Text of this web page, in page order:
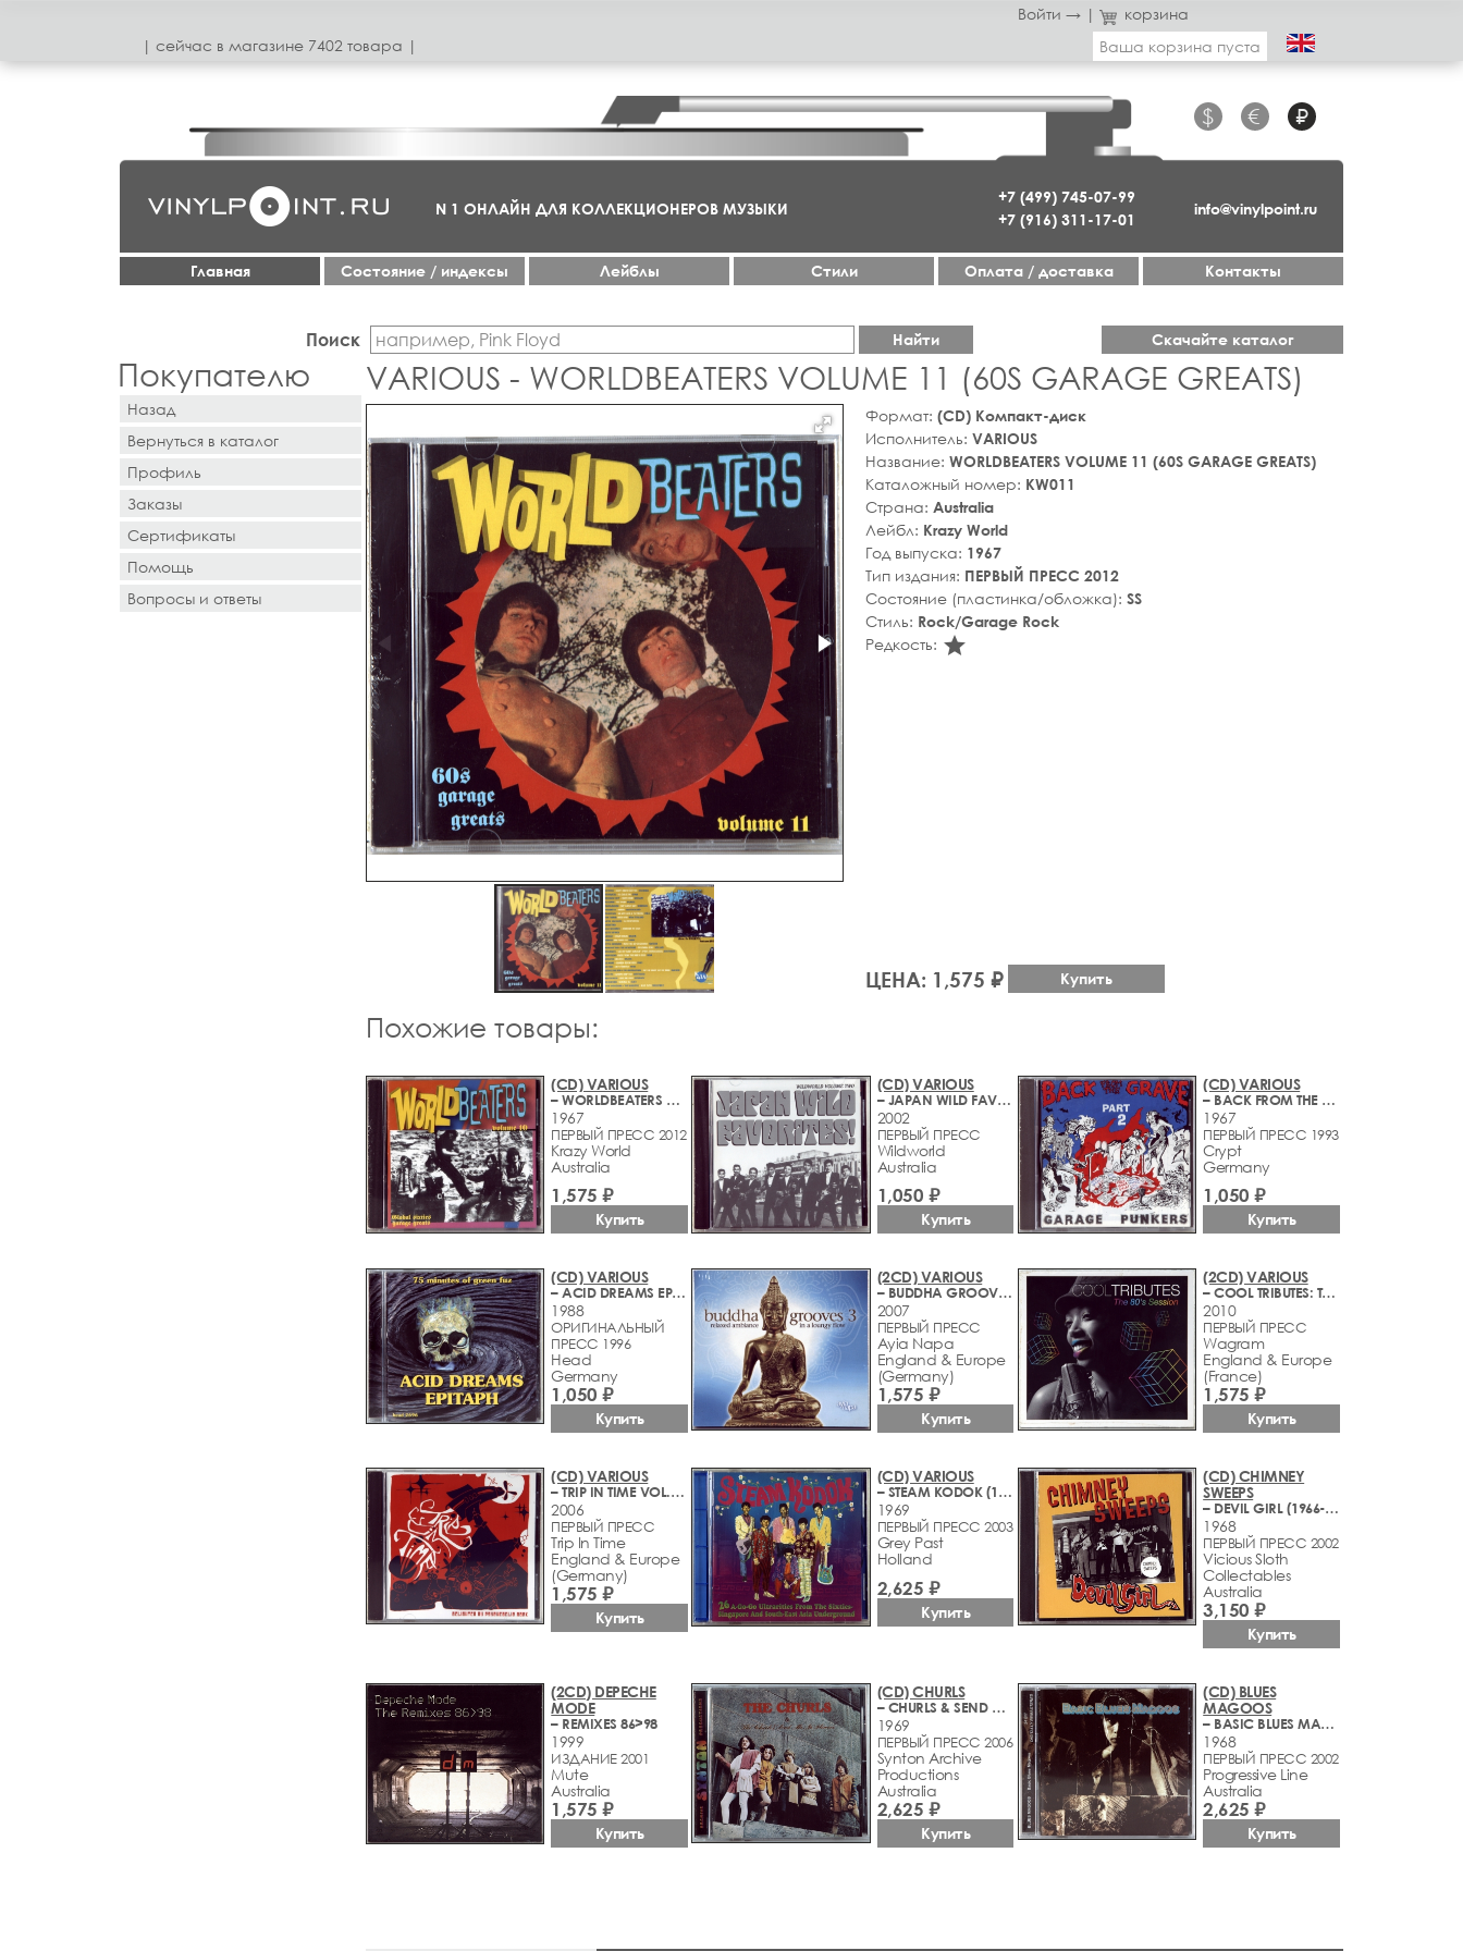
Войти → |
корзина
| сeйчас в магазинe 7402 товара |
Ваша корзина пуста
+7 (499) 745-07-99
+7 (916) 311-17-01
$ € ₽
info@vinylpoint.ru
N 1 ОНЛАЙН ДЛЯ КОЛЛЕКЦИОНЕРОВ МУЗЫКИ
Главная Cостояние / индексы Лейблы Стили Оплата / доставка Контакты
Поиск Найти Скачайте каталог
Покупателю
Назад
Вернуться в каталог
Профиль
Заказы
Сертификаты
Помощь
Вопросы и ответы
VARIOUS - WORLDBEATERS VOLUME 11 (60S GARAGE GREATS)
Формат: (CD) Компакт-диск
Исполнитель: VARIOUS
Название: WORLDBEATERS VOLUME 11 (60S GARAGE GREATS)
Каталожный номер: KW011
Страна: Australia
Лейбл: Krazy World
Год выпуска: 1967
Тип издания: ПЕРВЫЙ ПРЕСС 2012
Состояние (пластинка/обложка): SS
Стиль: Rock/Garage Rock
Редкость: star_rate
ЦЕНА: 1,575 ₽ Купить
Похожие товары:
(CD) VARIOUS
– WORLDBEATERS VOLUME 10 (GLOBAL SIXTIES GARAGE GREATS)
1967
ПЕРВЫЙ ПРЕСС 2012
Krazy World
Australia
1,575 ₽
Купить
(CD) VARIOUS
– JAPAN WILD FAVORITES! (WILDWORLD VOLUME TWO)
2002
ПЕРВЫЙ ПРЕСС
Wildworld
Australia
1,050 ₽
Купить
(CD) VARIOUS
– BACK FROM THE GRAVE PART 2 (GARAGE PUNKERS)
1967
ПЕРВЫЙ ПРЕСС 1993
Crypt
Germany
1,050 ₽
Купить
(CD) VARIOUS
– ACID DREAMS EPITAPH (75 MINUTES OF GREEN FUZ)
1988
ОРИГИНАЛЬНЫЙ
ПРЕСС 1996
Head
Germany
1,050 ₽
Купить
(2CD) VARIOUS
– BUDDHA GROOVES 3
2007
ПЕРВЫЙ ПРЕСС
Ayia Napa
England & Europe
(Germany)
1,575 ₽
Купить
(2CD) VARIOUS
– COOL TRIBUTES: THE 80'S SESSION
2010
ПЕРВЫЙ ПРЕСС
Wagram
England & Europe
(France)
1,575 ₽
Купить
(CD) VARIOUS
– TRIP IN TIME VOL. 1 - DELIGHTED BY PSYCHEDELIC ROCK (1968-2006)
2006
ПЕРВЫЙ ПРЕСС
Trip In Time
England & Europe
(Germany)
1,575 ₽
Купить
(CD) VARIOUS
– STEAM KODOK (1963-1969)
1969
ПЕРВЫЙ ПРЕСС 2003
Grey Past
Holland
2,625 ₽
Купить
(CD) CHIMNEY
SWEEPS
– DEVIL GIRL (1966-1968)
1968
ПЕРВЫЙ ПРЕСС 2002
Vicious Sloth
Collectables
Australia
3,150 ₽
Купить
(2CD) DEPECHE
MODE
– REMIXES 86>98
1999
ИЗДАНИЕ 2001
Mute
Australia
1,575 ₽
Купить
(CD) CHURLS
– CHURLS & SEND ME NO FLOWERS
1969
ПЕРВЫЙ ПРЕСС 2006
Synton Archive
Productions
Australia
2,625 ₽
Купить
(CD) BLUES
MAGOOS
– BASIC BLUES MAGOOS
1968
ПЕРВЫЙ ПРЕСС 2002
Progressive Line
Australia
2,625 ₽
Купить